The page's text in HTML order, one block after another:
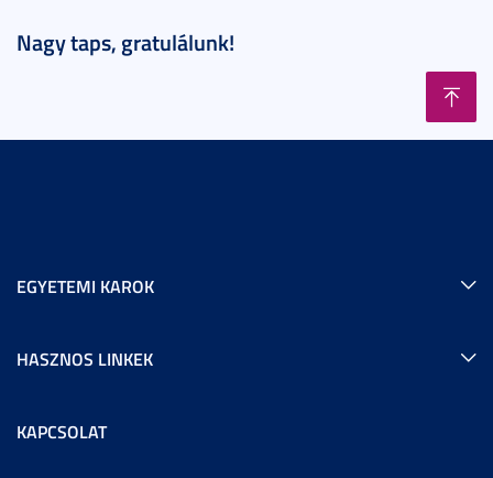
Nagy taps, gratulálunk!
EGYETEMI KAROK
HASZNOS LINKEK
KAPCSOLAT